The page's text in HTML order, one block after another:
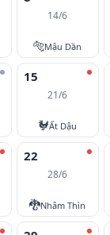
14/6
🐅Mậu Dần
15
21/6
🐓Ất Dậu
22
28/6
🐉Nhâm Thìn